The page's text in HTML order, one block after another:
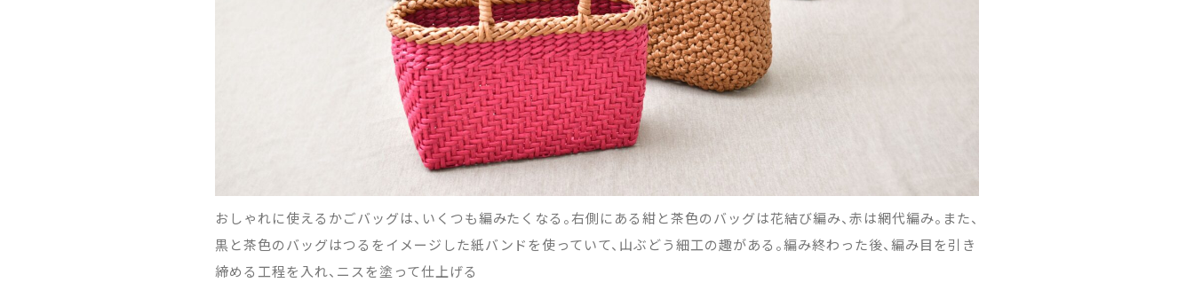
おしゃれに使えるかごバッグは、いくつも編みたくなる。右側にある紺と茶色のバッグは花結び編み、赤は網代編み。また、
黒と茶色のバッグはつるをイメージした紙バンドを使っていて、山ぶどう細工の趣がある。編み終わった後、編み目を引き
締める工程を入れ、ニスを塗って仕上げる